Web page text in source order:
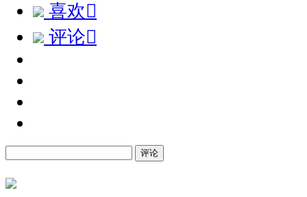
喜欢
评论
评论